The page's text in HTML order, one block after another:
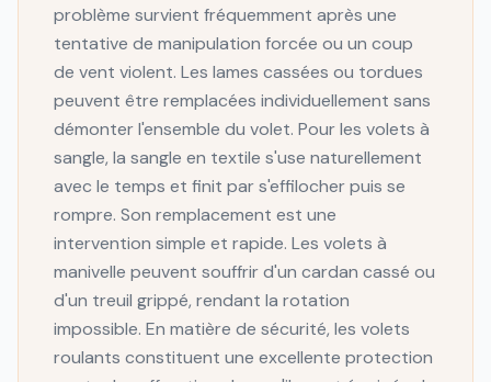
problème survient fréquemment après une
tentative de manipulation forcée ou un coup
de vent violent. Les lames cassées ou tordues
peuvent être remplacées individuellement sans
démonter l'ensemble du volet. Pour les volets à
sangle, la sangle en textile s'use naturellement
avec le temps et finit par s'effilocher puis se
rompre. Son remplacement est une
intervention simple et rapide. Les volets à
manivelle peuvent souffrir d'un cardan cassé ou
d'un treuil grippé, rendant la rotation
impossible. En matière de sécurité, les volets
roulants constituent une excellente protection